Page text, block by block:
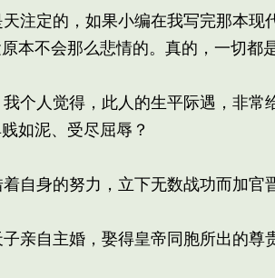
注定的，如果小编在我写完那本现
本不会那么悲情的。真的，一切都
个人觉得，此人的生平际遇，非常
如泥、受尽屈辱？
自身的努力，立下无数战功而加官
亲自主婚，娶得皇帝同胞所出的尊